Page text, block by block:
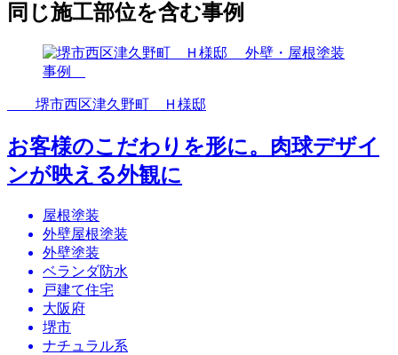
同じ施工部位を含む事例
堺市西区津久野町 Ｈ様邸
お客様のこだわりを形に。肉球デザイ
ンが映える外観に
屋根塗装
外壁屋根塗装
外壁塗装
ベランダ防水
戸建て住宅
大阪府
堺市
ナチュラル系